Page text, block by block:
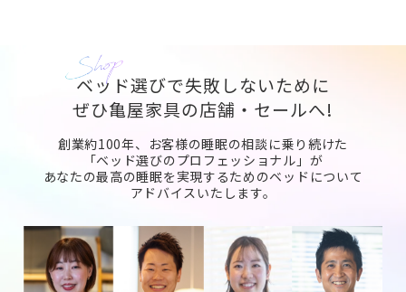
ベッド選びで失敗しないために
ぜひ亀屋家具の店舗・セールへ!
創業約100年、お客様の睡眠の相談に乗り続けた
「ベッド選びのプロフェッショナル」が
あなたの最高の睡眠を実現するためのベッドについて
アドバイスいたします。